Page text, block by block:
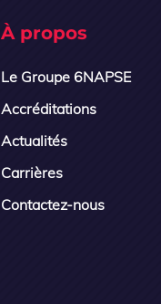
À propos
Le Groupe 6NAPSE
Accréditations
Actualités
Carrières
Contactez-nous